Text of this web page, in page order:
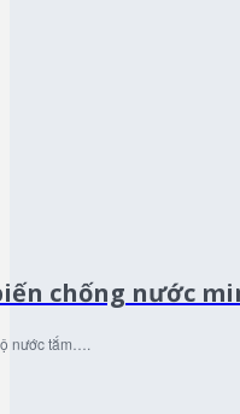
chống nước
nước tắm….